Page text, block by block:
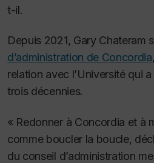
t-il.
Depuis 2021, Gary Chateram
d’administration de Concordia
relation avec l’Université qui
trois décennies.
« Redonner à Concordia et à
comme boucler la boucle,
du conseil d’administration